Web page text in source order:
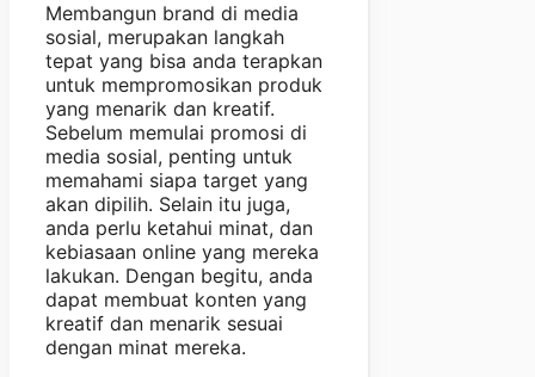
Membangun brand di media
sosial, merupakan langkah
tepat yang bisa anda terapkan
untuk mempromosikan produk
yang menarik dan kreatif.
Sebelum memulai promosi di
media sosial, penting untuk
memahami siapa target yang
akan dipilih. Selain itu juga,
anda perlu ketahui minat, dan
kebiasaan online yang mereka
lakukan. Dengan begitu, anda
dapat membuat konten yang
kreatif dan menarik sesuai
dengan minat mereka.